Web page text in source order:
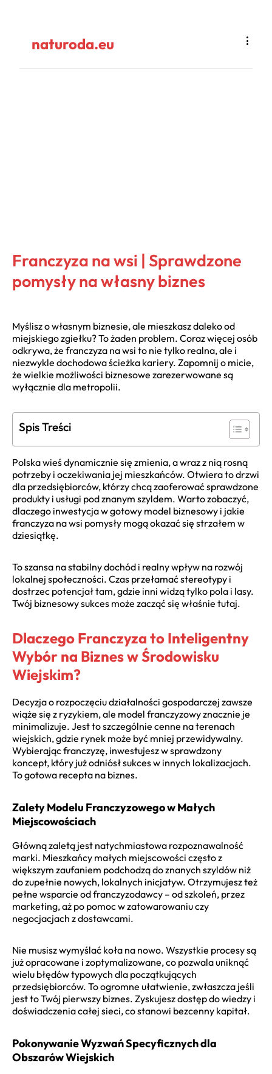
naturoda.eu
Franczyza na wsi | Sprawdzone
pomysły na własny biznes
Myślisz o własnym biznesie, ale mieszkasz daleko od
miejskiego zgiełku? To żaden problem. Coraz więcej osób
odkrywa, że franczyza na wsi to nie tylko realna, ale i
niezwykle dochodowa ścieżka kariery. Zapomnij o micie,
że wielkie możliwości biznesowe zarezerwowane są
wyłącznie dla metropolii.
Spis Treści
Polska wieś dynamicznie się zmienia, a wraz z nią rosną
potrzeby i oczekiwania jej mieszkańców. Otwiera to drzwi
dla przedsiębiorców, którzy chcą zaoferować sprawdzone
produkty i usługi pod znanym szyldem. Warto zobaczyć,
dlaczego inwestycja w gotowy model biznesowy i jakie
franczyza na wsi pomysły mogą okazać się strzałem w
dziesiątkę.
To szansa na stabilny dochód i realny wpływ na rozwój
lokalnej społeczności. Czas przełamać stereotypy i
dostrzec potencjał tam, gdzie inni widzą tylko pola i lasy.
Twój biznesowy sukces może zacząć się właśnie tutaj.
Dlaczego Franczyza to Inteligentny
Wybór na Biznes w Środowisku
Wiejskim?
Decyzja o rozpoczęciu działalności gospodarczej zawsze
wiąże się z ryzykiem, ale model franczyzowy znacznie je
minimalizuje. Jest to szczególnie cenne na terenach
wiejskich, gdzie rynek może być mniej przewidywalny.
Wybierając franczyzę, inwestujesz w sprawdzony
koncept, który już odniósł sukces w innych lokalizacjach.
To gotowa recepta na biznes.
Zalety Modelu Franczyzowego w Małych
Miejscowościach
Główną zaletą jest natychmiastowa rozpoznawalność
marki. Mieszkańcy małych miejscowości często z
większym zaufaniem podchodzą do znanych szyldów niż
do zupełnie nowych, lokalnych inicjatyw. Otrzymujesz też
pełne wsparcie od franczyzodawcy – od szkoleń, przez
marketing, aż po pomoc w zatowarowaniu czy
negocjacjach z dostawcami.
Nie musisz wymyślać koła na nowo. Wszystkie procesy są
już opracowane i zoptymalizowane, co pozwala uniknąć
wielu błędów typowych dla początkujących
przedsiębiorców. To ogromne ułatwienie, zwłaszcza jeśli
jest to Twój pierwszy biznes. Zyskujesz dostęp do wiedzy i
doświadczenia całej sieci, co stanowi bezcenny kapitał.
Pokonywanie Wyzwań Specyficznych dla
Obszarów Wiejskich